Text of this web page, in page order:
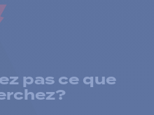
pas ce que